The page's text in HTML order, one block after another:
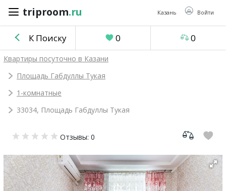
triproom.ru Казань Войти
triproom .ru
Российский
Войти / Зарегистрироваться
объявление
0
Сравнение
0
К Поиску 0 0
Квартиры посуточно в Казани
Площадь Габдуллы Тукая
1-комнатные
33034, Площадь Габдуллы Тукая
Отзывы: 0